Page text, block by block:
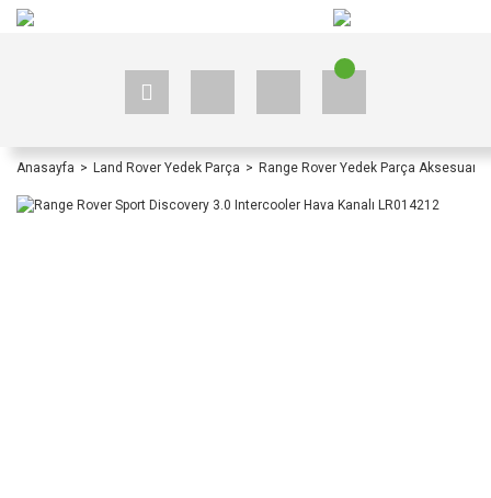
Anasayfa Land Rover Yedek Parça Range Rover Yedek Parça Aksesuar